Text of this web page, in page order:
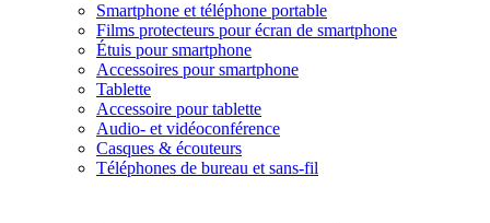
Smartphone et téléphone portable
Films protecteurs pour écran de smartphone
Étuis pour smartphone
Accessoires pour smartphone
Tablette
Accessoire pour tablette
Audio- et vidéoconférence
Casques & écouteurs
Téléphones de bureau et sans-fil